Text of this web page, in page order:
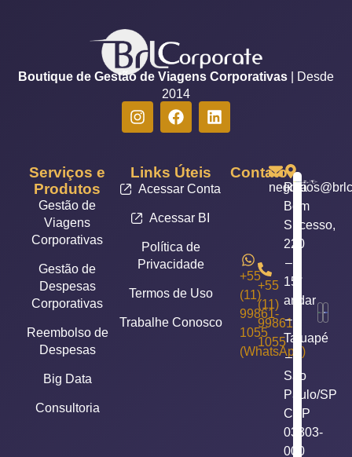
Boutique de Gestão de Viagens Corporativas | Desde
2014
Serviços e
Produtos
Gestão de
Viagens
Corporativas
Gestão de
Despesas
Corporativas
Reembolso de
Despesas
Big Data
Consultoria
Links Úteis
Acessar Conta
Acessar BI
Política de
Privacidade
Termos de Uso
Trabalhe Conosco
Contato
+55
(11)
99861-
1055
(WhatsApp)
+55
(11)
99861-
1055
Rua
Bom
Sucesso,
220
–
15°
andar
–
Tatuapé
–
São
Paulo/SP
CEP
03303-
000